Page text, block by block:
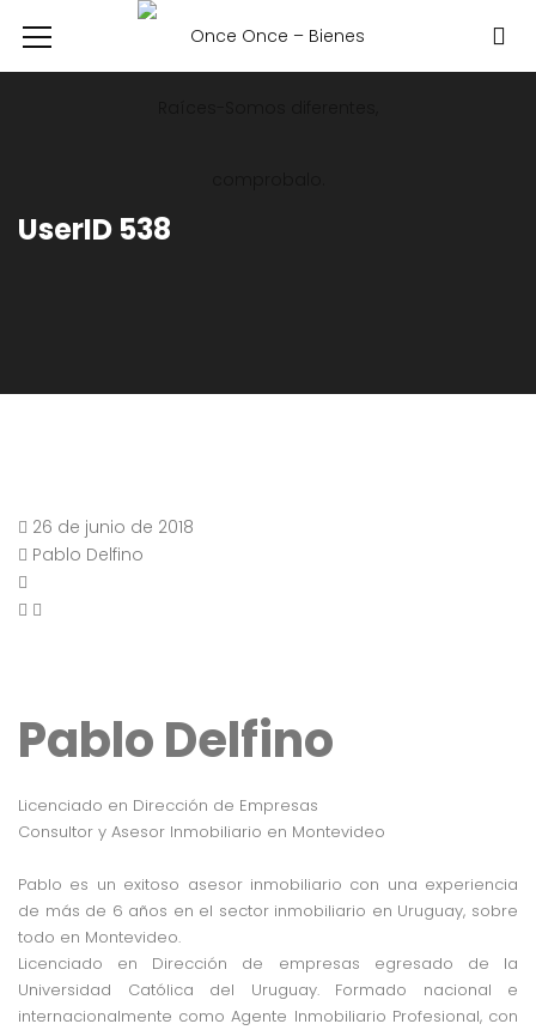
UserID 538
26 de junio de 2018
Pablo Delfino
Pablo Delfino
Licenciado en Dirección de Empresas
Consultor y Asesor Inmobiliario en Montevideo
Pablo es un exitoso asesor inmobiliario con una experiencia
de más de 6 años en el sector inmobiliario en Uruguay, sobre
todo en Montevideo.
Licenciado en Dirección de empresas egresado de la
Universidad Católica del Uruguay. Formado nacional e
internacionalmente como Agente Inmobiliario Profesional, con